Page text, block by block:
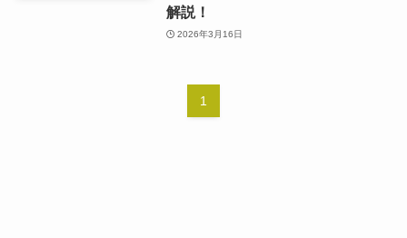
解説！
2026年3月16日
1